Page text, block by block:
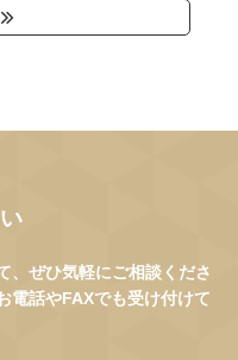
、ぜひ気軽にご相談くださ
電話やFAXでも受け付けて